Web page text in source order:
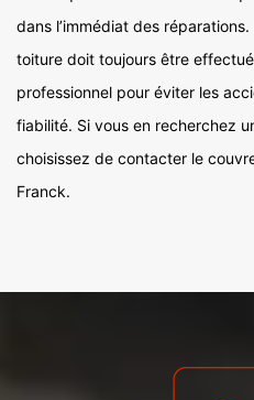
dans l’immédiat des
toiture doit toujours être
professionnel pour éviter les
fiabilité. Si vous en recherchez
choisissez de contacter le
Franck.